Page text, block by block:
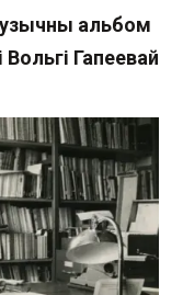
альбом
Гапеевай